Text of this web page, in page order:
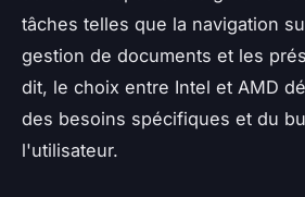
tâches telles que la navigation
gestion de documents et les
dit, le choix entre Intel et AMD
des besoins spécifiques et du
l'utilisateur.